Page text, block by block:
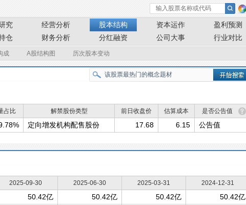
究 经营分析 股本结构 资本运作
盈利预测
仓 财务分析 分红融资 公司大事 行业对比
成 A股结构图 历次股本变动
占比 解禁股份类型 前日收盘价 估算成本
是否公告值
定向增发机构配售股份 17.68 6.15 公告值
2025-09-30 2025-06-30 2025-03-31
2024-12-31
50.42亿 50.42亿 50.42亿 50.42亿